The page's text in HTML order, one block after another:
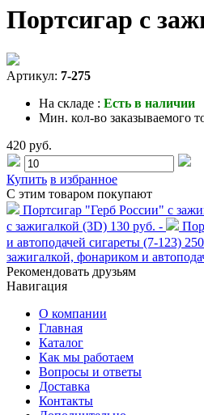
Портсигар с
Артикул: 7-275
На складе : Есть в наличии
Мин. кол-во заказываемого
420 руб.
Купить в избранное
С этим товаром покупают
Портсигар "Герб России" с
с зажигалкой (3D) 130 руб. -
и автоподачей сигареты (7-123)
зажигалкой, фонариком и
Рекомендовать друзьям
Навигация
О компании
Главная
Каталог
Как мы работаем
Вопросы и ответы
Доставка
Контакты